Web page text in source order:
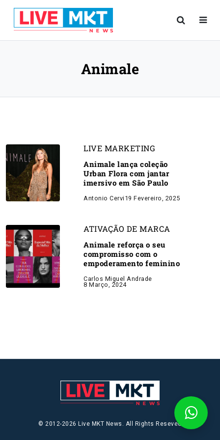
Animale
LIVE MARKETING
Animale lança coleção
Urban Flora com jantar
imersivo em São Paulo
Antonio Cervi 19 Fevereiro, 2025
ATIVAÇÃO DE MARCA
Animale reforça o seu
compromisso com o
empoderamento feminino
Carlos Miguel Andrade
8 Março, 2024
© 2012-2026 Live MKT News. All Rights Reseved